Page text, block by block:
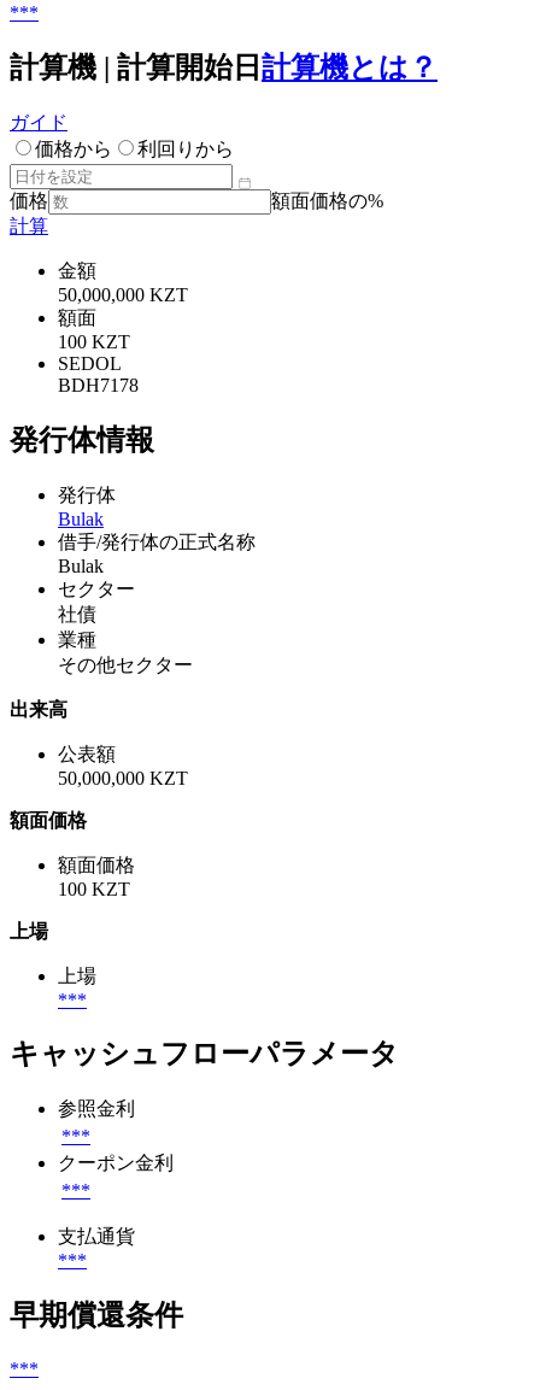
***
計算機 | 計算開始日 計算機とは？
ガイド
価格から
利回りから
価格
額面価格の%
計算
金額
50,000,000 KZT
額面
100 KZT
SEDOL
BDH7178
発行体情報
発行体
Bulak
借手/発行体の正式名称
Bulak
セクター
社債
業種
その他セクター
出来高
公表額
50,000,000 KZT
額面価格
額面価格
100 KZT
上場
上場
***
キャッシュフローパラメータ
参照金利
***
クーポン金利
***
支払通貨
***
早期償還条件
***